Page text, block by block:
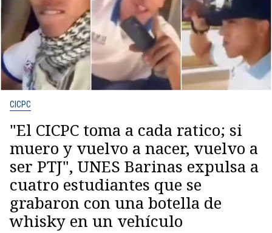
CICPC
"El CICPC toma a cada ratico; si
muero y vuelvo a nacer, vuelvo a
ser PTJ", UNES Barinas expulsa a
cuatro estudiantes que se
grabaron con una botella de
whisky en un vehículo